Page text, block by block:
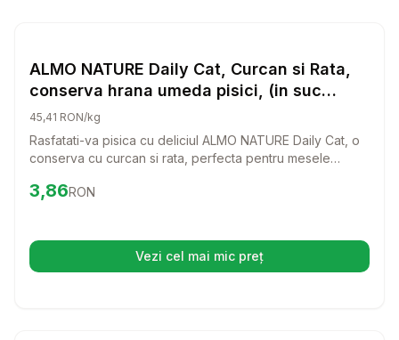
Hrana Umeda Pisici
ALMO NATURE Daily Cat, Curcan si Rata,
conserva hrana umeda pisici, (in suc
propriu), 85g
45,41 RON/kg
Rasfatati-va pisica cu deliciul ALMO NATURE Daily Cat, o
conserva cu curcan si rata, perfecta pentru mesele
ofera un gust irezistibil care va face pisica sa se intoarca
Preț:3.86
3,86RON
Vezi cel mai mic preț(se deschide într-o filă nouă)